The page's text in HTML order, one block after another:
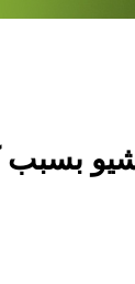
بسبب